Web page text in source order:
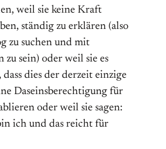
weil sie keine Kraft
ständig zu erklären (also
zu suchen und mit
zu sein) oder weil sie es
dass dies der derzeit einzige
Daseinsberechtigung für
oder weil sie sagen:
ich und das reicht für